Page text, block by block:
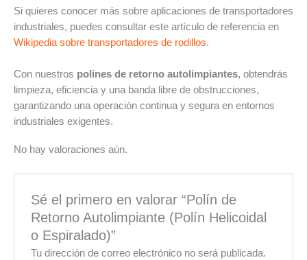
Si quieres conocer más sobre aplicaciones de transportadores
industriales, puedes consultar este artículo de referencia en
Wikipedia sobre transportadores de rodillos.
Con nuestros polines de retorno autolimpiantes, obtendrás
limpieza, eficiencia y una banda libre de obstrucciones,
garantizando una operación continua y segura en entornos
industriales exigentes.
No hay valoraciones aún.
Sé el primero en valorar “Polín de
Retorno Autolimpiante (Polín Helicoidal
o Espiralado)”
Tu dirección de correo electrónico no será publicada.